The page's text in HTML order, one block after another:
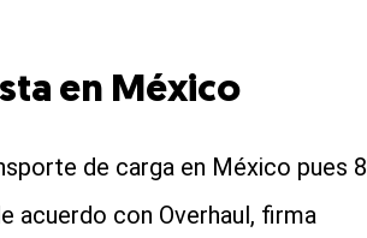
en México
de carga en México pues 8
acuerdo con Overhaul, firma